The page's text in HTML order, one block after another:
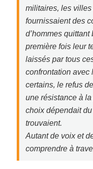
militaires, les
fournissaient des
d’hommes
première fois leur
laissés par tous
confrontation avec
certains, le refus
une résistance à la
choix dépendait
trouvaient.
Autant de voix et
comprendre à